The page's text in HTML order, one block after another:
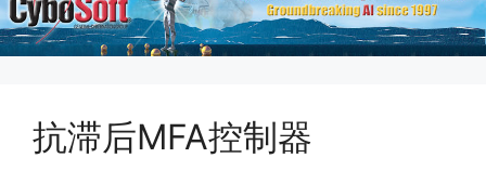
抗滞后MFA控制器